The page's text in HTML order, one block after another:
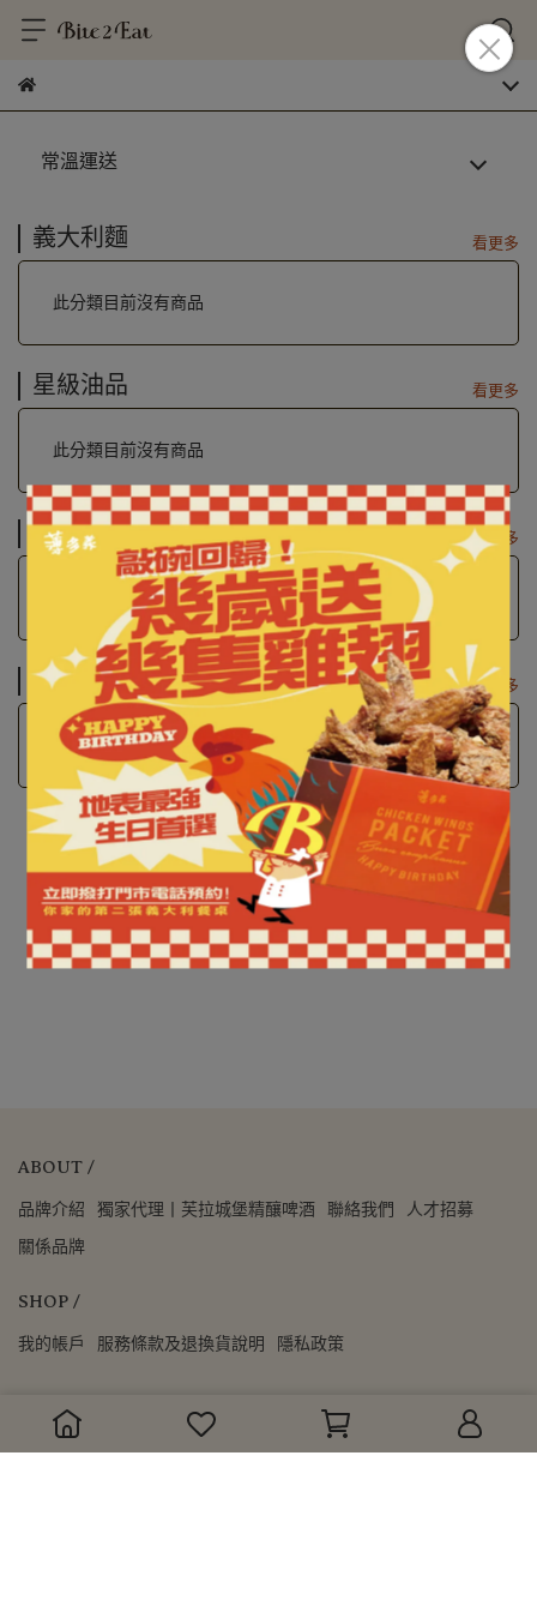
常溫運送
義大利麵 看更多
此分類目前沒有商品
星級油品 看更多
此分類目前沒有商品
plain-me聯名丨潮職人制服 看更多
此分類目前沒有商品
義大利製白瓷盤系列 看更多
此分類目前沒有商品
ABOUT /
品牌介紹 獨家代理丨芙拉城堡精釀啤酒 聯絡我們 人才招募
關係品牌
SHOP /
我的帳戶 服務條款及退換貨說明 隱私政策